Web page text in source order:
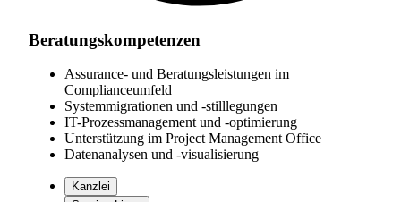
Beratungskompetenzen
Assurance- und Beratungsleistungen im
Complianceumfeld
Systemmigrationen und -stilllegungen
IT-Prozessmanagement und -optimierung
Unterstützung im Project Management Office
Datenanalysen und -visualisierung
Kanzlei